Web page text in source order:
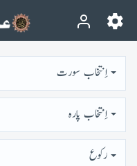
اِنتخاب سورت
اِنتخاب پارہ
رُكوع